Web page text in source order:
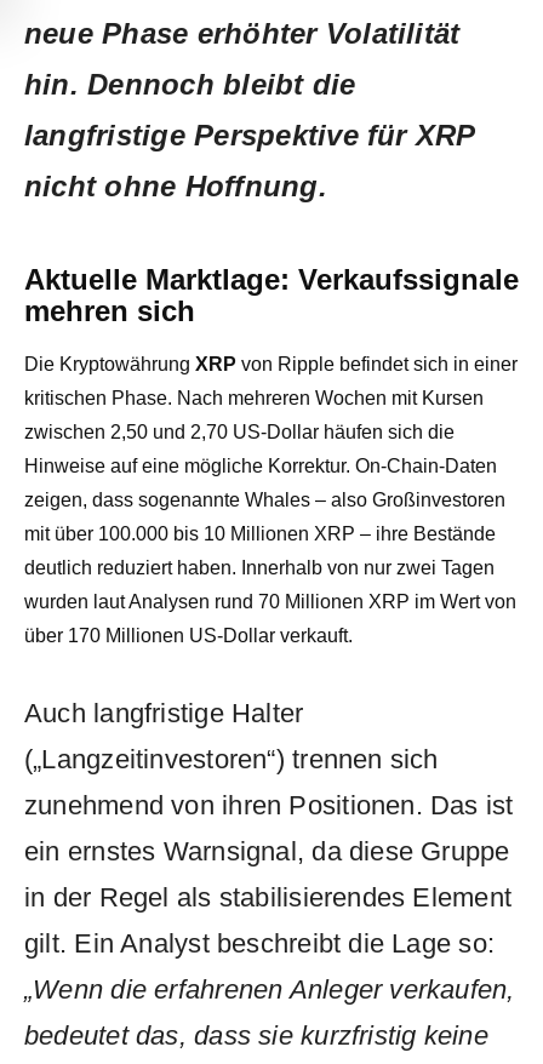
neue Phase erhöhter Volatilität
hin. Dennoch bleibt die
langfristige Perspektive für XRP
nicht ohne Hoffnung.
Aktuelle Marktlage: Verkaufssignale
mehren sich
Die Kryptowährung XRP von Ripple befindet sich in einer
kritischen Phase. Nach mehreren Wochen mit Kursen
zwischen 2,50 und 2,70 US-Dollar häufen sich die
Hinweise auf eine mögliche Korrektur. On-Chain-Daten
zeigen, dass sogenannte Whales – also Großinvestoren
mit über 100.000 bis 10 Millionen XRP – ihre Bestände
deutlich reduziert haben. Innerhalb von nur zwei Tagen
wurden laut Analysen rund 70 Millionen XRP im Wert von
über 170 Millionen US-Dollar verkauft.
Auch langfristige Halter
(„Langzeitinvestoren“) trennen sich
zunehmend von ihren Positionen. Das ist
ein ernstes Warnsignal, da diese Gruppe
in der Regel als stabilisierendes Element
gilt. Ein Analyst beschreibt die Lage so:
„Wenn die erfahrenen Anleger verkaufen,
bedeutet das, dass sie kurzfristig keine